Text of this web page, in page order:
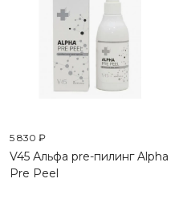
5 830 ₽
V45 Альфа pre-пилинг Alpha
Pre Peel